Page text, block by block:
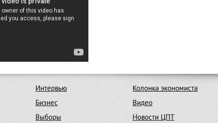
Интервью
Бизнес
Выборы
Колонка экономиста
Видео
Новости ЦПТ